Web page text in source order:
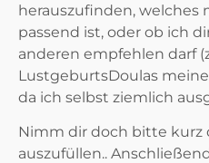
herauszufinden, welches
passend ist, oder ob ich
anderen empfehlen darf
LustgeburtsDoulas
da ich selbst ziemlich
Nimm dir doch bitte kurz
auszufüllen..